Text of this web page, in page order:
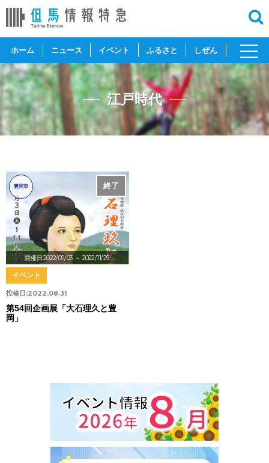
ホーム ニュース イベント ふるさと しぜん
toggle
江戸時代
開催日:2022/09/03 ～ 2022/11/29
終了
豊岡市
投稿日:2022.08.31
イベント
第54回企画展「大石理久と豊
岡」